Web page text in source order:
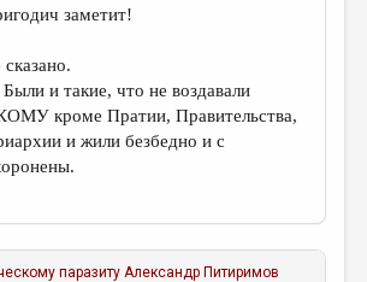
заметит!
и такие, что не воздавали
кроме Пратии, Правительства,
и жили безбедно и с
паразиту Александр Питиримов